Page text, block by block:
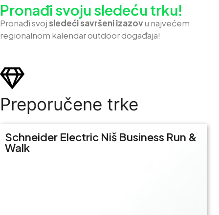
Pronađi svoju sledeću trku!
Pronađi svojsledeći savršeni izazovu najvećem
regionalnom kalendar outdoor događaja!
Preporučene trke
Schneider Electric Niš Business Run &
Walk